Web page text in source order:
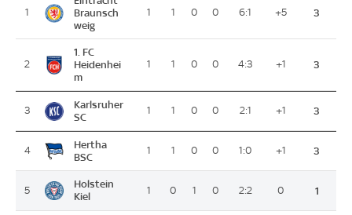
1
Braunsch
weig
1 1 0 0 6:1 +5 3
2
1. FC
Heidenhei
m
1 1 0 0 4:3 +1 3
3
Karlsruher
SC
1 1 0 0 2:1 +1 3
4
Hertha
BSC
1 1 0 0 1:0 +1 3
5
Holstein
Kiel
1 0 1 0 2:2 0 1